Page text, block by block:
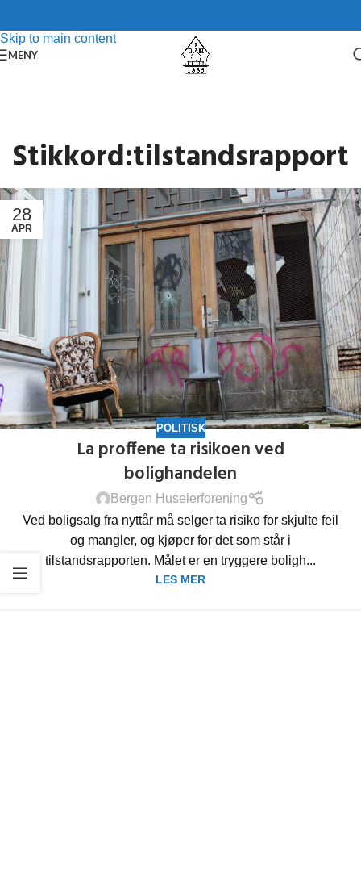
Skip to main content
MENY
Stikkord:tilstandsrapport
28
APR
POLITISK
La proffene ta risikoen ved
bolighandelen
Bergen Huseierforening
Ved boligsalg fra nyttår må selger ta risiko for skjulte feil
og mangler, og kjøper for det som står i
tilstandsrapporten. Målet er en tryggere boligh...
LES MER